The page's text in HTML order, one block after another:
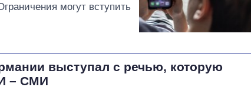
могут вступить
выступал с речью, которую
– СМИ